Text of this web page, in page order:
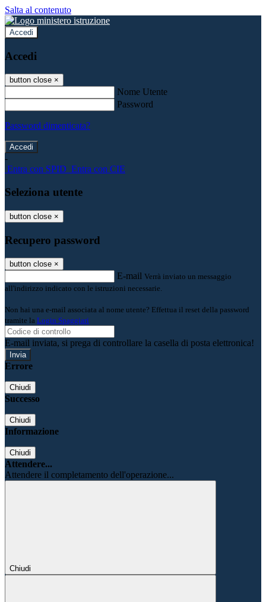
Salta al contenuto
Accedi
Accedi
button close ×
Nome Utente
Password
Password dimenticata?
-
Entra con SPID Entra con CIE
Seleziona utente
button close ×
Recupero password
button close ×
E-mail Verrà inviato un messaggio
all'indirizzo indicato con le istruzioni necessarie.
Non hai una e-mail associata al nome utente? Effettua il reset della password
tramite la Login Spaggiari
E-mail inviata, si prega di controllare la casella di posta elettronica!
Errore
Chiudi
Successo
Chiudi
Informazione
Chiudi
Attendere...
Attendere il completamento dell'operazione...
Chiudi